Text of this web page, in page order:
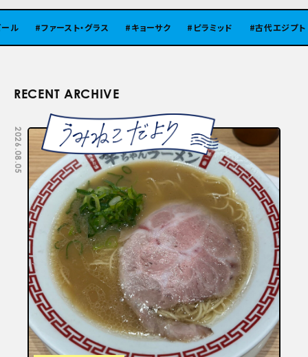
ファースト・グラス キョーサク ピラミッド 古代エジプト
RECENT ARCHIVE
2026.08.05